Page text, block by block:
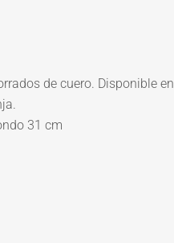
de cuero. Disponible en
31 cm